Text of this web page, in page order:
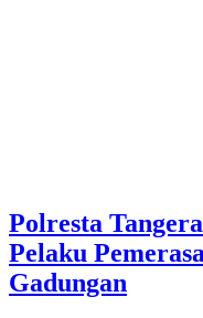
Polresta
Pelaku
Gadungan